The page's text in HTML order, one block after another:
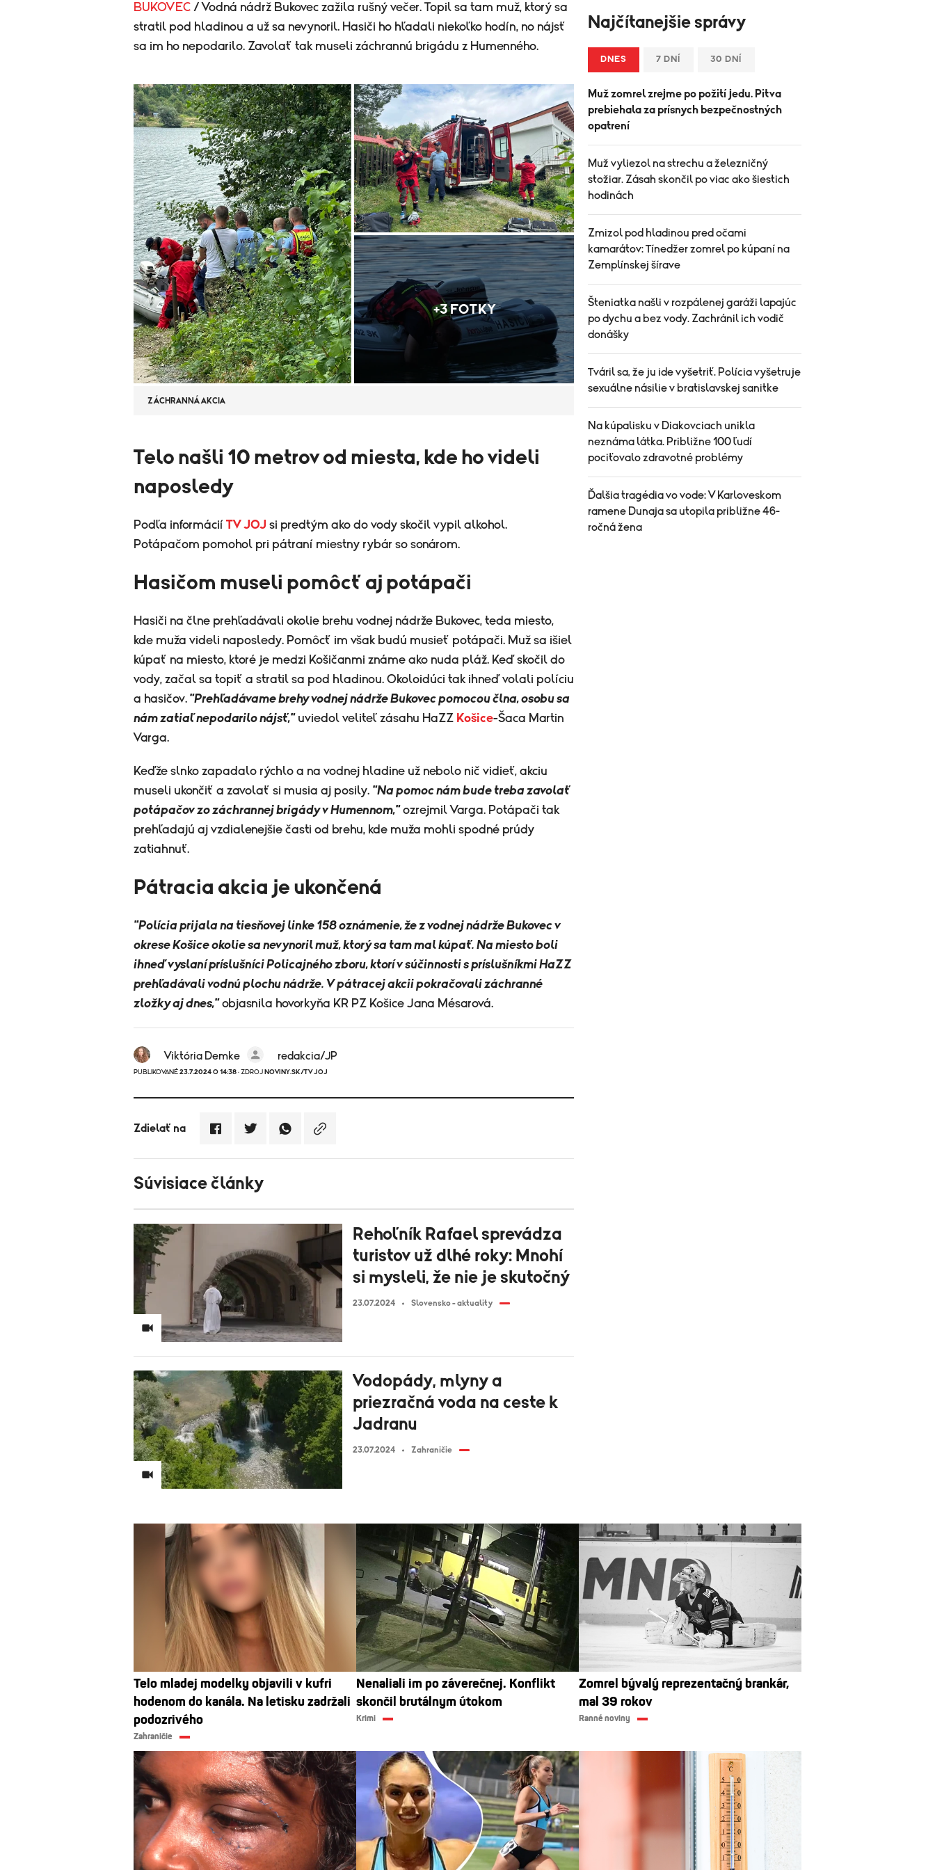
BUKOVEC / Vodná nádrž Bukovec zažila rušný večer. Topil sa tam muž, ktorý sa
stratil pod hladinou a už sa nevynoril. Hasiči ho hľadali niekoľko hodín, no nájsť
sa im ho nepodarilo. Zavolať tak museli záchrannú brigádu z Humenného.
+3 FOTKY
ZÁCHRANNÁ AKCIA
Telo našli 10 metrov od miesta, kde ho videli
naposledy
Podľa informácií TV JOJ si predtým ako do vody skočil vypil alkohol.
Potápačom pomohol pri pátraní miestny rybár so sonárom.
Hasičom museli pomôcť aj potápači
Hasiči na člne prehľadávali okolie brehu vodnej nádrže Bukovec, teda miesto,
kde muža videli naposledy. Pomôcť im však budú musieť potápači. Muž sa išiel
kúpať na miesto, ktoré je medzi Košičanmi známe ako nuda pláž. Keď skočil do
vody, začal sa topiť a stratil sa pod hladinou. Okoloidúci tak ihneď volali políciu
a hasičov. "Prehľadávame brehy vodnej nádrže Bukovec pomocou člna, osobu sa
nám zatiaľ nepodarilo nájsť,"uviedol veliteľ zásahu HaZZ Košice-Šaca Martin
Varga.
Keďže slnko zapadalo rýchlo a na vodnej hladine už nebolo nič vidieť, akciu
museli ukončiť a zavolať si musia aj posily. "Na pomoc nám bude treba zavolať
potápačov zo záchrannej brigády v Humennom,"ozrejmil Varga. Potápači tak
prehľadajú aj vzdialenejšie časti od brehu, kde muža mohli spodné prúdy
zatiahnuť.
Pátracia akcia je ukončená
"Polícia prijala na tiesňovej linke 158 oznámenie, že z vodnej nádrže Bukovec v
okrese Košice okolie sa nevynoril muž, ktorý sa tam mal kúpať. Na miesto boli
ihneď vyslaní príslušníci Policajného zboru, ktorí v súčinnosti s príslušníkmi HaZZ
prehľadávali vodnú plochu nádrže. V pátracej akcii pokračovali záchranné
zložky aj dnes,"objasnila hovorkyňa KR PZ Košice Jana Mésarová.
Viktória Demke redakcia/JP
PUBLIKOVANÉ 23.7.2024 O 14:38 · ZDROJ NOVINY.SK/TV JOJ
Zdielať na
Súvisiace články
Rehoľník Rafael sprevádza
turistov už dlhé roky: Mnohí
si mysleli, že nie je skutočný
23.07.2024 Slovensko - aktuality
Vodopády, mlyny a
priezračná voda na ceste k
Jadranu
23.07.2024 Zahraničie
Najčítanejšie správy
DNES 7 DNÍ 30 DNÍ
Muž zomrel zrejme po požití jedu. Pitva
prebiehala za prísnych bezpečnostných
opatrení
Muž vyliezol na strechu a železničný
stožiar. Zásah skončil po viac ako šiestich
hodinách
Zmizol pod hladinou pred očami
kamarátov: Tínedžer zomrel po kúpaní na
Zemplínskej šírave
Šteniatka našli v rozpálenej garáži lapajúc
po dychu a bez vody. Zachránil ich vodič
donášky
Tváril sa, že ju ide vyšetriť. Polícia vyšetruje
sexuálne násilie v bratislavskej sanitke
Na kúpalisku v Diakovciach unikla
neznáma látka. Približne 100 ľudí
pociťovalo zdravotné problémy
Ďalšia tragédia vo vode: V Karloveskom
ramene Dunaja sa utopila približne 46-
ročná žena
Telo mladej modelky objavili v kufri
hodenom do kanála. Na letisku zadržali
podozrivého
Zahraničie
Nenaliali im po záverečnej. Konflikt
skončil brutálnym útokom
Krimi
Zomrel bývalý reprezentačný brankár,
mal 39 rokov
Ranné noviny